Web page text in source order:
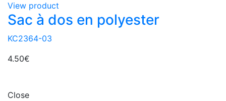
View product
Sac à dos en polyester
KC2364-03
4.50€
Close